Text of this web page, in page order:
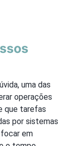
uma das
operações
que tarefas
por sistemas
em